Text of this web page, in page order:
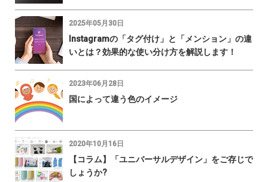
2025年05月30日
Instagramの「タグ付け」と「メンション」の違
いとは？効果的な使い分け方を解説します！
2023年06月28日
国によって違う色のイメージ
2020年10月16日
【コラム】「ユニバーサルデザイン」をご存じで
しょうか?